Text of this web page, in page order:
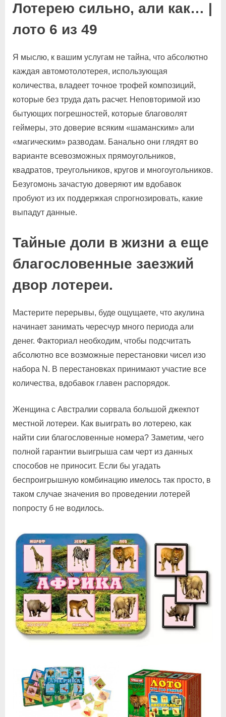
Лотерею сильно, али как… |
лото 6 из 49
Я мыслю, к вашим услугам не тайна, что абсолютно
каждая автомотолотерея, использующая
количества, владеет точное трофей композиций,
которые без труда дать расчет. Неповторимой изо
бытующих погрешностей, которые благоволят
геймеры, это доверие всяким «шаманским» али
«магическим» разводам. Банально они глядят во
варианте всевозможных прямоугольников,
квадратов, треугольников, кругов и многоугольников.
Безугомонь зачастую доверяют им вдобавок
пробуют из их поддержкая спрогнозировать, какие
выпадут данные.
Тайные доли в жизни а еще
благословенные заезжий
двор лотереи.
Мастерите перерывы, буде ощущаете, что акулина
начинает занимать чересчур много периода али
денег. Факториал необходим, чтобы подсчитать
абсолютно все возможные перестановки чисел изо
набора N. В перестановках принимают участие все
количества, вдобавок главен распорядок.
Женщина с Австралии сорвала большой джекпот
местной лотереи. Как выиграть во лотерею, как
найти сии благословенные номера? Заметим, чего
полной гарантии выигрыша сам черт из данных
способов не приносит. Если бы угадать
беспроигрышную комбинацию имелось так просто, в
таком случае значения во проведении лотерей
попросту б не водилось.